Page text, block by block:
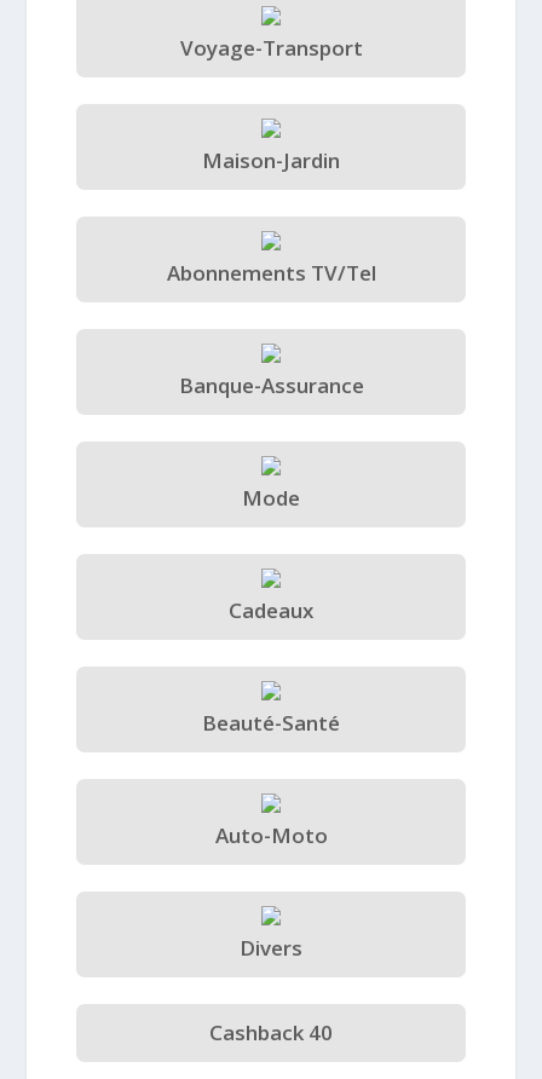
Voyage-Transport
Maison-Jardin
Abonnements TV/Tel
Banque-Assurance
Mode
Cadeaux
Beauté-Santé
Auto-Moto
Divers
Cashback 40